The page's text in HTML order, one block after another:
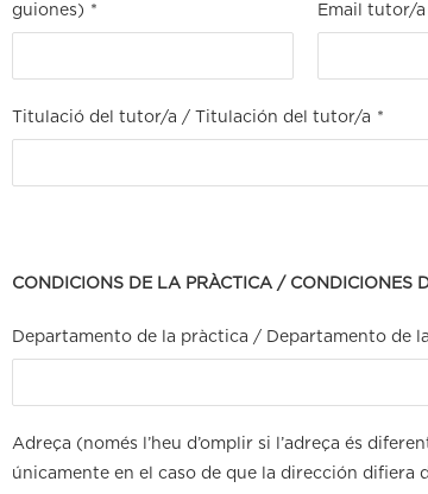
guiones) * Email tutor/a
Titulació del tutor/a / Titulación del tutor/a *
CONDICIONS DE LA PRÀCTICA / CONDICIONES
Departamento de la pràctica / Departamento de
Adreça (només l’heu d’omplir si l’adreça és
únicamente en el caso de que la dirección difiera